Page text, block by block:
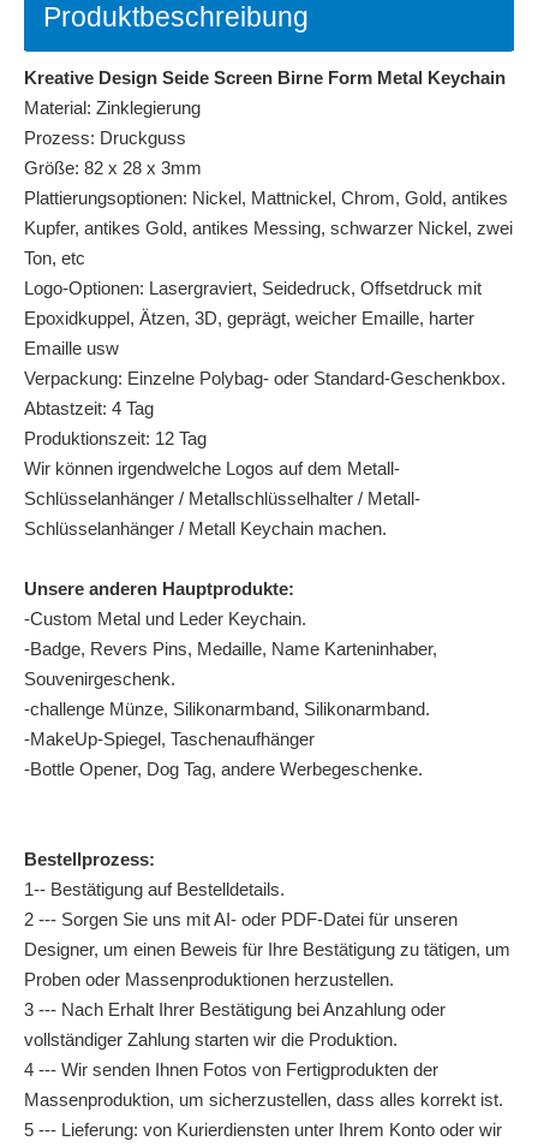
Produktbeschreibung
Kreative Design Seide Screen Birne Form Metal Keychain
Material: Zinklegierung
Prozess: Druckguss
Größe: 82 x 28 x 3mm
Plattierungsoptionen: Nickel, Mattnickel, Chrom, Gold, antikes
Kupfer, antikes Gold, antikes Messing, schwarzer Nickel, zwei
Ton, etc
Logo-Optionen: Lasergraviert, Seidedruck, Offsetdruck mit
Epoxidkuppel, Ätzen, 3D, geprägt, weicher Emaille, harter
Emaille usw
Verpackung: Einzelne Polybag- oder Standard-Geschenkbox.
Abtastzeit: 4 Tag
Produktionszeit: 12 Tag
Wir können irgendwelche Logos auf dem Metall-
Schlüsselanhänger / Metallschlüsselhalter / Metall-
Schlüsselanhänger / Metall Keychain machen.
Unsere anderen Hauptprodukte:
-Custom Metal und Leder Keychain.
-Badge, Revers Pins, Medaille, Name Karteninhaber,
Souvenirgeschenk.
-challenge Münze, Silikonarmband, Silikonarmband.
-MakeUp-Spiegel, Taschenaufhänger
-Bottle Opener, Dog Tag, andere Werbegeschenke.
Bestellprozess:
1-- Bestätigung auf Bestelldetails.
2 --- Sorgen Sie uns mit AI- oder PDF-Datei für unseren
Designer, um einen Beweis für Ihre Bestätigung zu tätigen, um
Proben oder Massenproduktionen herzustellen.
3 --- Nach Erhalt Ihrer Bestätigung bei Anzahlung oder
vollständiger Zahlung starten wir die Produktion.
4 --- Wir senden Ihnen Fotos von Fertigprodukten der
Massenproduktion, um sicherzustellen, dass alles korrekt ist.
5 --- Lieferung: von Kurierdiensten unter Ihrem Konto oder wir